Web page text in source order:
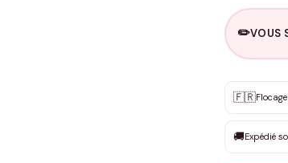
✏️VOUS
✨
Que
🇫🇷
🚚Expédié